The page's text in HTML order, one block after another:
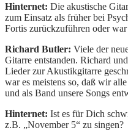
Hinternet: Die akustische
zum Einsatz als früher bei
Fortis zurückzuführen oder
Richard Butler: Viele der
Gitarre entstanden. Richard
Lieder zur Akustikgitarre
war es meistens so, daß wir
und als Band unsere Songs
Hinternet: Ist es für Dich
z.B. „November 5“ zu singen?